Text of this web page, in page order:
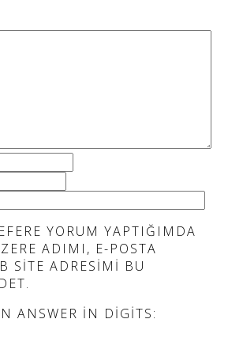
YORUM YAPTIĞIMDA
ADIMI, E-POSTA
SITE ADRESIMI BU
ANSWER IN DIGITS: